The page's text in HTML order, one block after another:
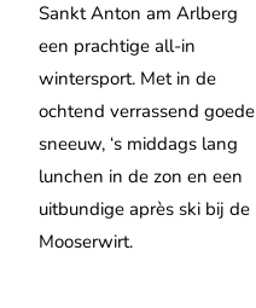
Sankt Anton am Arlberg
een prachtige all-in
wintersport. Met in de
ochtend verrassend goede
sneeuw, ‘s middags lang
lunchen in de zon en een
uitbundige après ski bij de
Mooserwirt.